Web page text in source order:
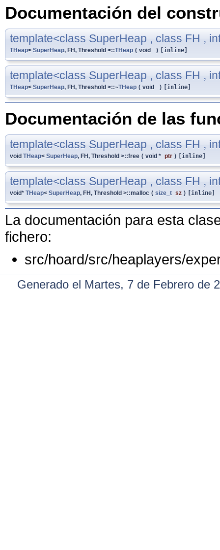
Documentación del
template<class SuperHeap , class FH ,
THeap< SuperHeap, FH, Threshold >::THeap ( void ) [inline]
template<class SuperHeap , class FH ,
THeap< SuperHeap, FH, Threshold >::~THeap ( void ) [inline]
Documentación de las
template<class SuperHeap , class FH ,
void THeap< SuperHeap, FH, Threshold >::free ( void * ptr ) [inline]
template<class SuperHeap , class FH ,
void* THeap< SuperHeap, FH, Threshold >::malloc ( size_t sz ) [inline]
La documentación para esta
fichero:
src/hoard/src/heaplayers/
Generado el Martes, 7 de Febrero de